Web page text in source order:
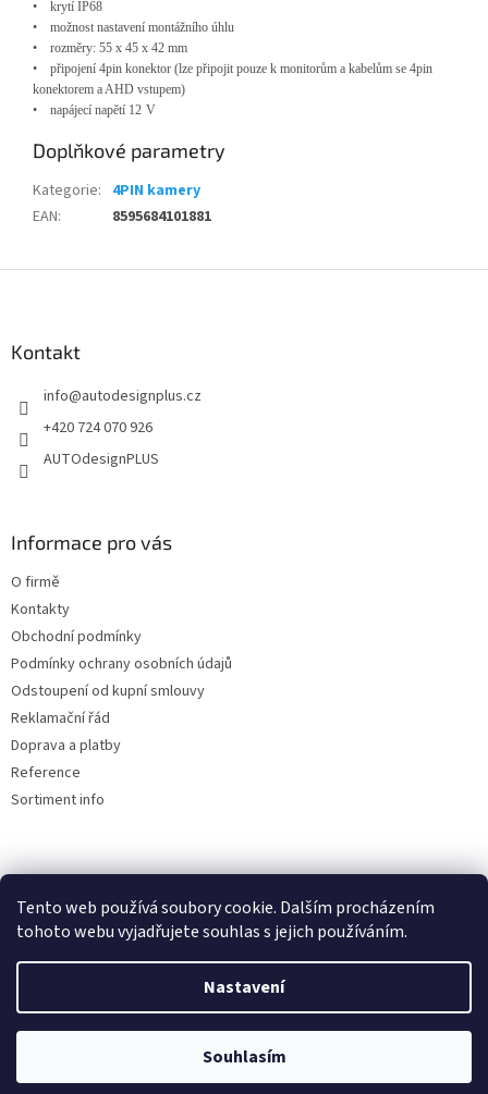
Tento web používá soubory cookie. Dalším procházením
tohoto webu vyjadřujete souhlas s jejich používáním.
Nastavení
Souhlasím
• krytí IP68
• možnost nastavení montážního úhlu
• rozměry: 55 x 45 x 42 mm
• připojení 4pin konektor (lze připojit pouze k monitorům a kabelům se 4pin
konektorem a AHD vstupem)
• napájecí napětí 12 V
Doplňkové parametry
Kategorie: 4PIN kamery
EAN: 8595684101881
Kontakt
info@autodesignplus.cz
+420 724 070 926
AUTOdesignPLUS
Informace pro vás
O firmě
Kontakty
Obchodní podmínky
Podmínky ochrany osobních údajů
Odstoupení od kupní smlouvy
Reklamační řád
Doprava a platby
Reference
Sortiment info
Reklamační řád
Vytvořil Shoptet
AUTOdesignPLUS. Všechna práva vyhrazena.